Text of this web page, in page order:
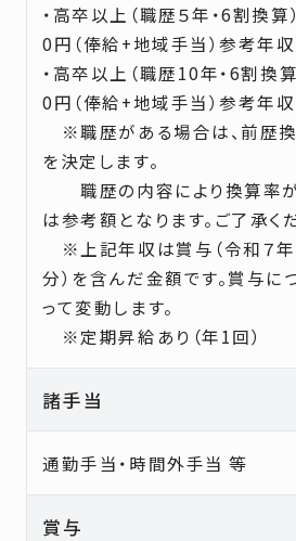
・高卒以上（職歴５年・6割換算
0円（俸給+地域手当）参考年
・高卒以上（職歴10年・6割換
0円（俸給+地域手当）参考年
※職歴がある場合は、前歴
を決定します。
職歴の内容により換算率が
は参考額となります。ご了承く
※上記年収は賞与（令和
分）を含んだ金額です。賞与に
って変動します。
※定期昇給あり（年1回）
諸手当
通勤手当・時間外手当 等
賞与